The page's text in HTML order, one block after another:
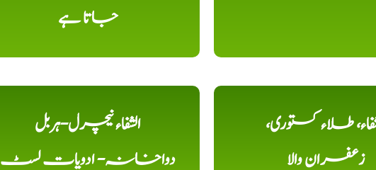
جاتا ہے
الشفاء نیچرل-ہربل
دواخانہ- ادویات لسٹ
طلاء کستوری،
زعفران والا